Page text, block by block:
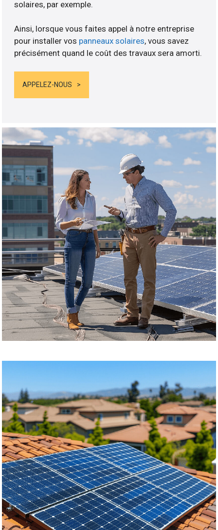
solaires, par exemple.
Ainsi, lorsque vous faites appel à notre entreprise
pour installer vos panneaux solaires, vous savez
précisément quand le coût des travaux sera amorti.
APPELEZ-NOUS